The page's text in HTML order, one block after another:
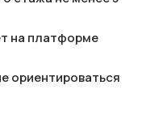
на платформе
ориентироваться